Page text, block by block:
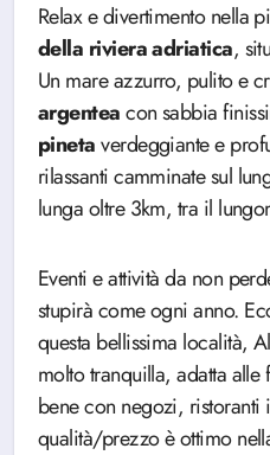
Relax e divertimento nella
della riviera adriatica,
Un mare azzurro, pulito e
argenteacon sabbia
pinetaverdeggiante e
rilassanti camminate sul
lunga oltre 3km, tra il
Eventi e attività da non
stupirà come ogni anno.
questa bellissima località,
molto tranquilla, adatta
bene con negozi,
qualità/prezzo è ottimo